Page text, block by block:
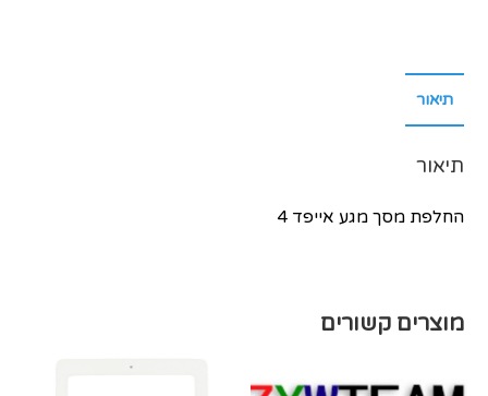
תיאור
תיאור
החלפת מסך מגע אייפד 4
מוצרים קשורים